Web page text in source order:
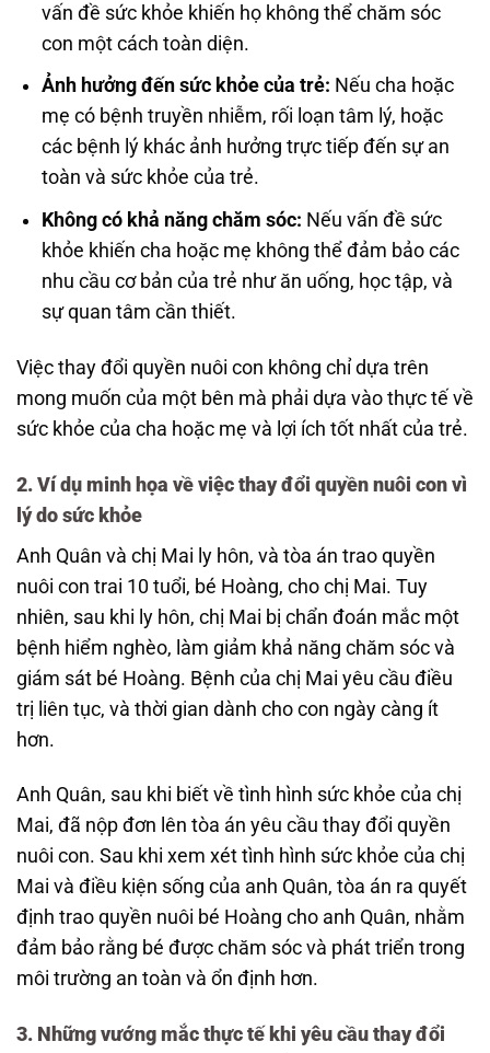
vấn đề sức khỏe khiến họ không thể chăm sóc
con một cách toàn diện.
Ảnh hưởng đến sức khỏe của trẻ: Nếu cha hoặc
mẹ có bệnh truyền nhiễm, rối loạn tâm lý, hoặc
các bệnh lý khác ảnh hưởng trực tiếp đến sự an
toàn và sức khỏe của trẻ.
Không có khả năng chăm sóc: Nếu vấn đề sức
khỏe khiến cha hoặc mẹ không thể đảm bảo các
nhu cầu cơ bản của trẻ như ăn uống, học tập, và
sự quan tâm cần thiết.
Việc thay đổi quyền nuôi con không chỉ dựa trên
mong muốn của một bên mà phải dựa vào thực tế về
sức khỏe của cha hoặc mẹ và lợi ích tốt nhất của trẻ.
2. Ví dụ minh họa về việc thay đổi quyền nuôi con vì
lý do sức khỏe
Anh Quân và chị Mai ly hôn, và tòa án trao quyền
nuôi con trai 10 tuổi, bé Hoàng, cho chị Mai. Tuy
nhiên, sau khi ly hôn, chị Mai bị chẩn đoán mắc một
bệnh hiểm nghèo, làm giảm khả năng chăm sóc và
giám sát bé Hoàng. Bệnh của chị Mai yêu cầu điều
trị liên tục, và thời gian dành cho con ngày càng ít
hơn.
Anh Quân, sau khi biết về tình hình sức khỏe của chị
Mai, đã nộp đơn lên tòa án yêu cầu thay đổi quyền
nuôi con. Sau khi xem xét tình hình sức khỏe của chị
Mai và điều kiện sống của anh Quân, tòa án ra quyết
định trao quyền nuôi bé Hoàng cho anh Quân, nhằm
đảm bảo rằng bé được chăm sóc và phát triển trong
môi trường an toàn và ổn định hơn.
3. Những vướng mắc thực tế khi yêu cầu thay đổi